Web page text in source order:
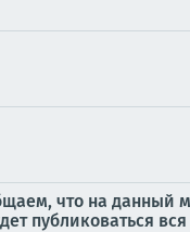
что на данный
публиковаться вся